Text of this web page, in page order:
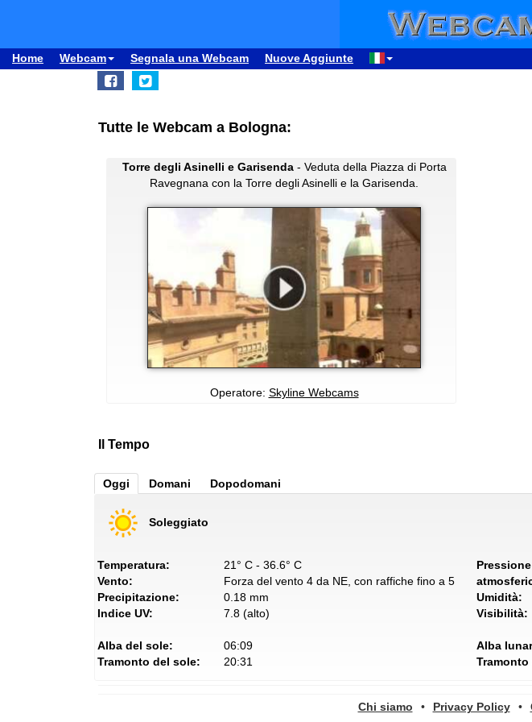
Home Webcam Segnala una Webcam Nuove Aggiunte
Tutte le Webcam a Bologna:
Torre degli Asinelli e Garisenda- Veduta della Piazza di Porta
Ravegnana con la Torre degli Asinelli e la Garisenda.
Operatore: Skyline Webcams
Il Tempo
Oggi Domani Dopodomani
Soleggiato
Temperatura:
21° C - 36.6° C
Vento:
Forza del vento 4 da NE, con raffiche fino a 5
Precipitazione:
0.18 mm
Indice UV:
7.8 (alto)
Pressione
Umidità:
Visibilità:
Alba del sole:
06:09
Tramonto del sole:
20:31
Alba
Chi siamo • Privacy Policy •